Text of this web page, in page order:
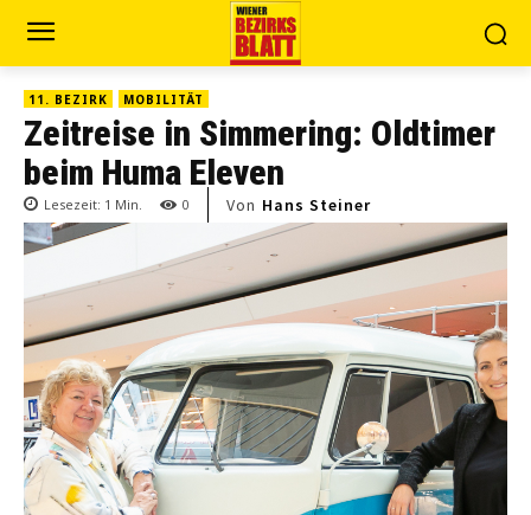
11. BEZIRK MOBILITÄT
Zeitreise in Simmering: Oldtimer
beim Huma Eleven
Lesezeit: 1 Min. 0 Von Hans Steiner